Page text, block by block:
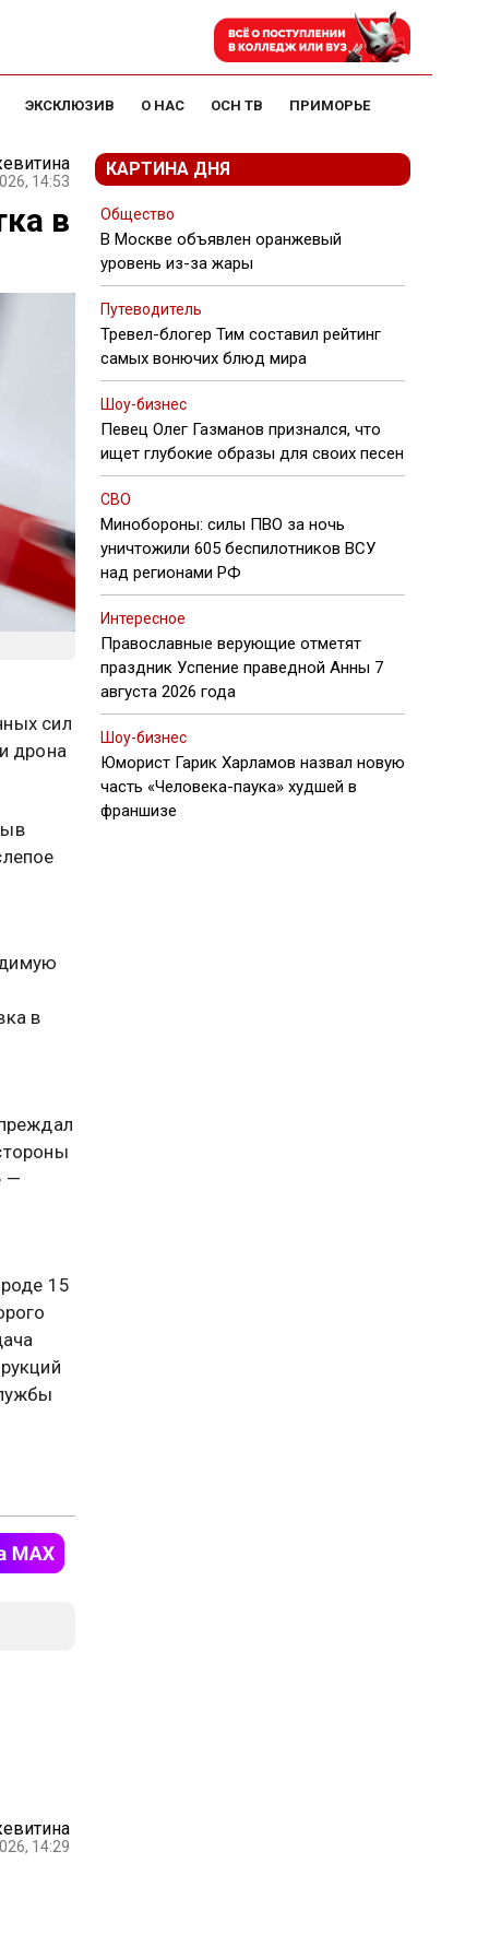
ЭКСКЛЮЗИВ О НАС ОСН ТВ ПРИМОРЬЕ
14:53
в
сил
дрона
в
—
15
14:29
КАРТИНА ДНЯ
Общество
В Москве объявлен оранжевый
уровень из-за жары
Путеводитель
Тревел-блогер Тим составил рейтинг
самых вонючих блюд мира
Шоу-бизнес
Певец Олег Газманов признался, что
ищет глубокие образы для своих песен
СВО
Минобороны: силы ПВО за ночь
уничтожили 605 беспилотников ВСУ
над регионами РФ
Интересное
Православные верующие отметят
праздник Успение праведной Анны 7
августа 2026 года
Шоу-бизнес
Юморист Гарик Харламов назвал новую
часть «Человека-паука» худшей в
франшизе